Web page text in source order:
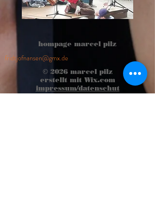
hompage marcel pilz
fridtjofnansen@gmx.de
© 2026marcel pilz
erstellt mit Wix.com
impressum/datenschut